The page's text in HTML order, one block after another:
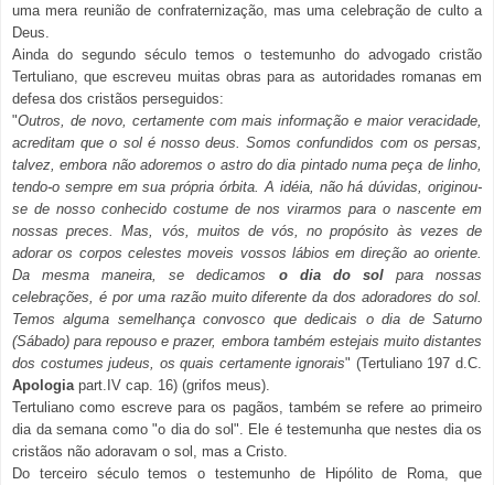
uma mera reunião de confraternização, mas uma celebração de culto a
Deus.
Ainda do segundo século temos o testemunho do advogado cristão
Tertuliano, que escreveu muitas obras para as autoridades romanas em
defesa dos cristãos perseguidos:
"Outros, de novo, certamente com mais informação e maior veracidade,
acreditam que o sol é nosso deus. Somos confundidos com os persas,
talvez, embora não adoremos o astro do dia pintado numa peça de linho,
tendo-o sempre em sua própria órbita. A idéia, não há dúvidas, originou-
se de nosso conhecido costume de nos virarmos para o nascente em
nossas preces. Mas, vós, muitos de vós, no propósito às vezes de
adorar os corpos celestes moveis vossos lábios em direção ao oriente.
Da mesma maneira, se dedicamos o dia do solpara nossas
celebrações, é por uma razão muito diferente da dos adoradores do sol.
Temos alguma semelhança convosco que dedicais o dia de Saturno
(Sábado) para repouso e prazer, embora também estejais muito distantes
dos costumes judeus, os quais certamente ignorais" (Tertuliano 197 d.C.
Apologia part.IV cap. 16) (grifos meus).
Tertuliano como escreve para os pagãos, também se refere ao primeiro
dia da semana como "o dia do sol". Ele é testemunha que nestes dia os
cristãos não adoravam o sol, mas a Cristo.
Do terceiro século temos o testemunho de Hipólito de Roma, que